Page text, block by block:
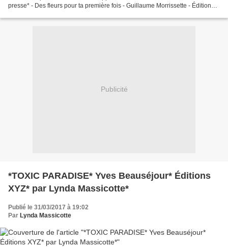
presse* - Des fleurs pour ta première fois - Guillaume Morrissette - Éditions
Publicité
*TOXIC PARADISE* Yves Beauséjour* Éditions
XYZ* par Lynda Massicotte*
Publié le 31/03/2017 à 19:02
Par Lynda Massicotte